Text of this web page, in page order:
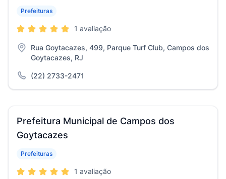
Prefeituras
1 avaliação
Rua Goytacazes, 499, Parque Turf Club, Campos dos
Goytacazes, RJ
(22) 2733-2471
Prefeitura Municipal de Campos dos
Goytacazes
Prefeituras
1 avaliação